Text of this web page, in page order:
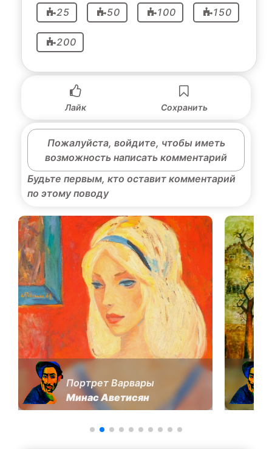
25 50 100 150
200
Лайк Сохранить
Пожалуйста, войдите, чтобы иметь
возможность написать комментарий
Будьте первым, кто оставит комментарий
по этому поводу
Портрет Варвары
Минас Аветисян